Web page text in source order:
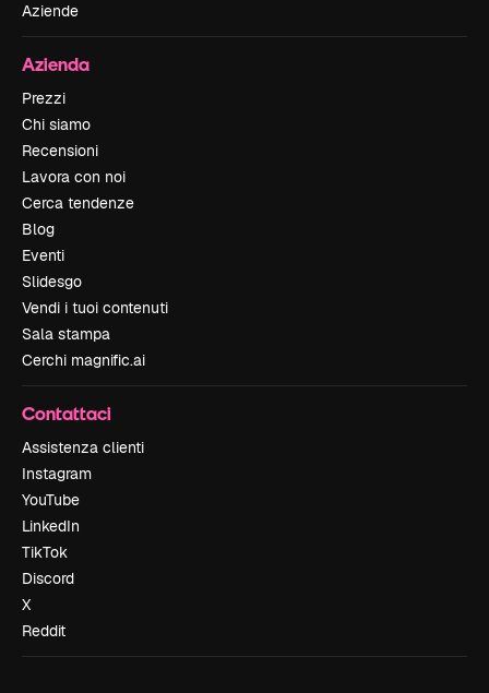
Aziende
Azienda
Prezzi
Chi siamo
Recensioni
Lavora con noi
Cerca tendenze
Blog
Eventi
Slidesgo
Vendi i tuoi contenuti
Sala stampa
Cerchi magnific.ai
Contattaci
Assistenza clienti
Instagram
YouTube
LinkedIn
TikTok
Discord
X
Reddit